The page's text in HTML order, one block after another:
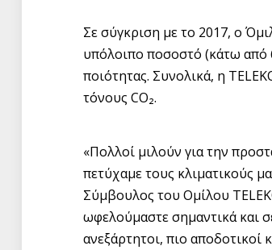
Σε σύγκριση με το 2017, ο
υπόλοιπο ποσοστό (κάτω από
ποιότητας. Συνολικά, η
τόνους CO₂.
«Πολλοί μιλούν για την
πετύχαμε τους κλιματικούς
Σύμβουλος του Ομίλου
ωφελούμαστε σημαντικά και
ανεξάρτητοι, πιο αποδοτικοί